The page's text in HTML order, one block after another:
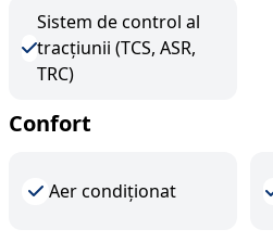
Sistem de control al
tracțiunii (TCS, ASR,
TRC)
Confort
Aer condiționat